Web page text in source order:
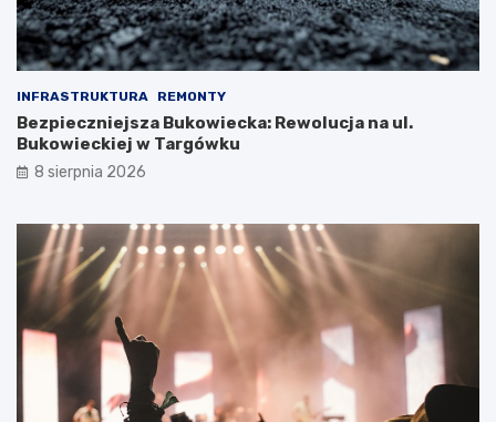
INFRASTRUKTURA REMONTY
Bezpieczniejsza Bukowiecka: Rewolucja na ul.
Bukowieckiej w Targówku
8 sierpnia 2026